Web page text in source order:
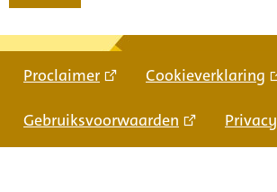
Proclaimer Cookieverklaring
Gebruiksvoorwaarden Privacy